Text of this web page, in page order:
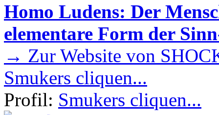
Homo Ludens: Der
elementare Form der
→ Zur Website von
Smukers cliquen...
Profil: Smukers cliquen...